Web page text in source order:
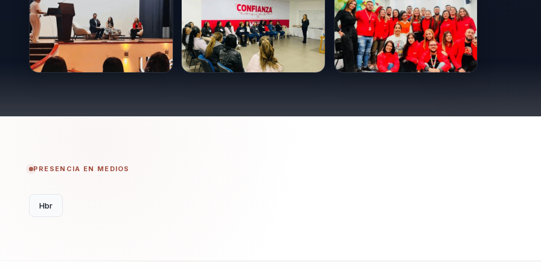
En resumen, Sonia Rojas es una líder visionaria que ha dedicado su vida a ayudar a otros a descubrir su
verdadero potencial. Su enfoque único y su pasión por el desarrollo humano la han convertido en una figura
influyente en el ámbito del liderazgo consciente. A través de sus conferencias, libros y asesorías, Sonia
PRESENCIA EN MEDIOS
Hbr